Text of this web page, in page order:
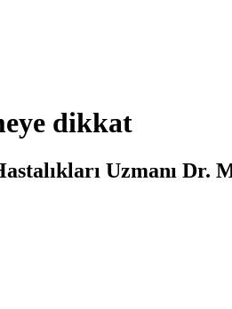
dikkat
Uzmanı Dr.